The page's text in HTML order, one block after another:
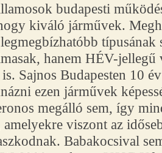
budapesti
kiváló járművek.
típusának
hanem HÉV-jellegű
Sajnos Budapesten 10
ezen járművek
megálló sem, így
viszont az
Babakocsival